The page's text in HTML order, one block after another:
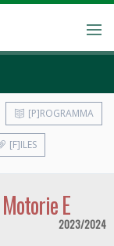
[P]ROGRAMMA
[F]ILES
E
2023/2024